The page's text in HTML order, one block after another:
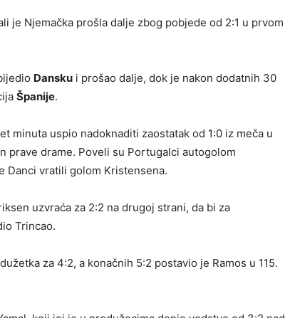
je Njemačka prošla dalje zbog pobjede od 2:1 u prvom
Dansku i prošao dalje, dok je nakon dodatnih 30
Španije.
minuta uspio nadoknaditi zaostatak od 1:0 iz meča u
prave drame. Poveli su Portugalci autogolom
Danci vratili golom Kristensena.
uzvraća za 2:2 na drugoj strani, da bi za
Trincao.
za 4:2, a konačnih 5:2 postavio je Ramos u 115.